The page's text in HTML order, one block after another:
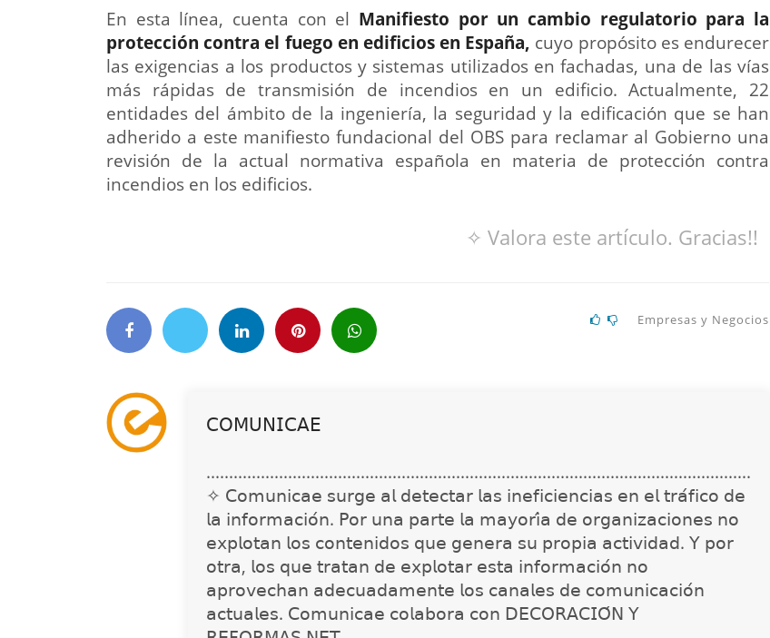
En esta línea, cuenta con el Manifiesto por un cambio regulatorio para la
protección contra el fuego en edificios en España, cuyo propósito es endurecer
las exigencias a los productos y sistemas utilizados en fachadas, una de las vías
más rápidas de transmisión de incendios en un edificio. Actualmente, 22
entidades del ámbito de la ingeniería, la seguridad y la edificación que se han
adherido a este manifiesto fundacional del OBS para reclamar al Gobierno una
revisión de la actual normativa española en materia de protección contra
incendios en los edificios.
✧ Valora este artículo. Gracias!!
Empresas y Negocios
𝖢𝖮𝖬𝖴𝖭𝖨𝖢𝖠𝖤
........................................................................................................................
✧ 𝖢𝗈𝗆𝗎𝗇𝗂𝖼𝖺𝖾 𝗌𝗎𝗋𝗀𝖾 𝖺𝗅 𝖽𝖾𝗍𝖾𝖼𝗍𝖺𝗋 𝗅𝖺𝗌 𝗂𝗇𝖾𝖿𝗂𝖼𝗂𝖾𝗇𝖼𝗂𝖺𝗌 𝖾𝗇 𝖾𝗅 𝗍𝗋𝖺́𝖿𝗂𝖼𝗈 𝖽𝖾
𝗅𝖺 𝗂𝗇𝖿𝗈𝗋𝗆𝖺𝖼𝗂𝗈́𝗇. 𝖯𝗈𝗋 𝗎𝗇𝖺 𝗉𝖺𝗋𝗍𝖾 𝗅𝖺 𝗆𝖺𝗒𝗈𝗋𝗂́𝖺 𝖽𝖾 𝗈𝗋𝗀𝖺𝗇𝗂𝗓𝖺𝖼𝗂𝗈𝗇𝖾𝗌 𝗇𝗈
𝖾𝗑𝗉𝗅𝗈𝗍𝖺𝗇 𝗅𝗈𝗌 𝖼𝗈𝗇𝗍𝖾𝗇𝗂𝖽𝗈𝗌 𝗊𝗎𝖾 𝗀𝖾𝗇𝖾𝗋𝖺 𝗌𝗎 𝗉𝗋𝗈𝗉𝗂𝖺 𝖺𝖼𝗍𝗂𝗏𝗂𝖽𝖺𝖽. 𝖸 𝗉𝗈𝗋
𝗈𝗍𝗋𝖺, 𝗅𝗈𝗌 𝗊𝗎𝖾 𝗍𝗋𝖺𝗍𝖺𝗇 𝖽𝖾 𝖾𝗑𝗉𝗅𝗈𝗍𝖺𝗋 𝖾𝗌𝗍𝖺 𝗂𝗇𝖿𝗈𝗋𝗆𝖺𝖼𝗂𝗈́𝗇 𝗇𝗈
𝖺𝗉𝗋𝗈𝗏𝖾𝖼𝗁𝖺𝗇 𝖺𝖽𝖾𝖼𝗎𝖺𝖽𝖺𝗆𝖾𝗇𝗍𝖾 𝗅𝗈𝗌 𝖼𝖺𝗇𝖺𝗅𝖾𝗌 𝖽𝖾 𝖼𝗈𝗆𝗎𝗇𝗂𝖼𝖺𝖼𝗂𝗈́𝗇
𝖺𝖼𝗍𝗎𝖺𝗅𝖾𝗌. 𝖢𝗈𝗆𝗎𝗇𝗂𝖼𝖺𝖾 𝖼𝗈𝗅𝖺𝖻𝗈𝗋𝖺 𝖼𝗈𝗇 𝖣𝖤𝖢𝖮𝖱𝖠𝖢𝖨𝖮́𝖭 𝖸